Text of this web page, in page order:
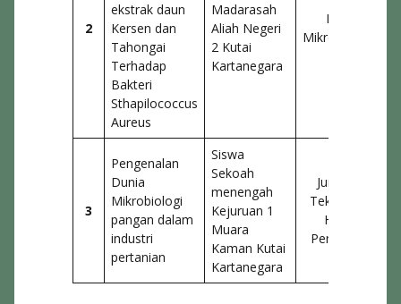
2
ekstrak daun
Kersen dan
Tahongai
Terhadap
Bakteri
Sthapilococcus
Aureus
Madarasah
Aliah Negeri
2 Kutai
Kartanegara
Lab.
Mikrobiologi
3
Pengenalan
Dunia
Mikrobiologi
pangan dalam
industri
pertanian
Siswa
Sekoah
menengah
Kejuruan 1
Muara
Kaman Kutai
Kartanegara
Jurusan
Teknologi
Hasil
Pertanian